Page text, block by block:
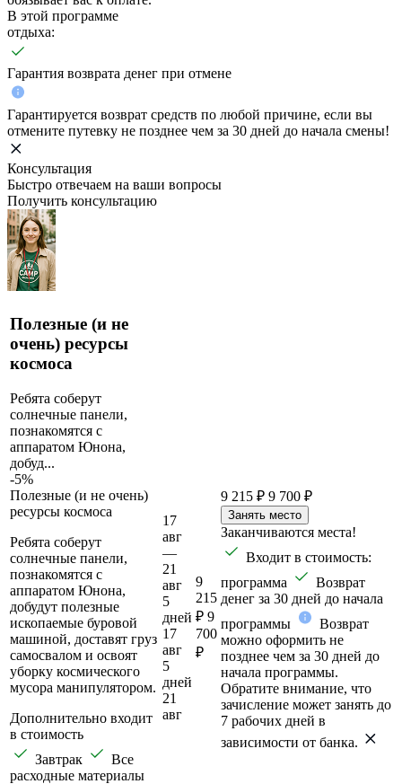
В этой программе
отдыха:
Гарантия возврата денег при отмене
Гарантируется возврат средств по любой причине, если вы
отмените путевку не позднее чем за 30 дней до начала смены!
Консультация
Быстро отвечаем на ваши вопросы
Получить консультацию
Полезные (и не
очень) ресурсы
космоса
Ребята соберут
солнечные панели,
познакомятся с
аппаратом Юнона,
добуд...
-5%
Полезные (и не очень)
ресурсы космоса
Ребята соберут
солнечные панели,
познакомятся с
аппаратом Юнона,
добудут полезные
ископаемые буровой
машиной, доставят груз
самосвалом и освоят
уборку космического
мусора манипулятором.
Дополнительно входит
в стоимость
Завтрак
Все
расходные материалы
17
авг
—
21
авг
5
дней
17
авг
5
дней
21
авг
9
215
₽ 9
700
₽
9 215 ₽ 9 700 ₽
Занять место
Заканчиваются места!
Входит в стоимость:
программа
Возврат
денег за 30 дней до начала
программы
Возврат
можно оформить не
позднее чем за 30 дней до
начала программы.
Обратите внимание, что
зачисление может занять до
7 рабочих дней в
зависимости от банка.